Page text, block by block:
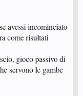
avessi incominciato
come risultati
gioco passivo di
servono le gambe